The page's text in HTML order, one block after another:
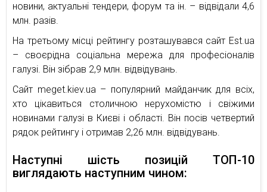
новини, актуальні тендери, форум та ін. – відвідали 4,6
млн. разів.
На третьому місці рейтингу розташувався сайт Est.ua
– своєрідна соціальна мережа для професіоналів
галузі. Він зібрав 2,9 млн. відвідувань.
Сайт meget.kiev.ua – популярний майданчик для всіх,
хто цікавиться столичною нерухомістю і свіжими
новинами галузі в Києві і області. Він посів четвертий
рядок рейтингу і отримав 2,26 млн. відвідувань.
Наступні шість позицій ТОП-10
виглядають наступним чином: